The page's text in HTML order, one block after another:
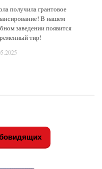
получила грантовое
В нашем
заведении появится
тир!